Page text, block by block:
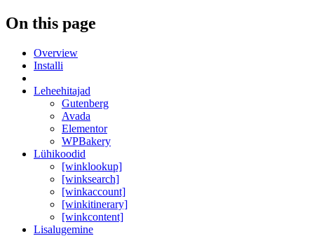
On this page
Overview
Installi
Leheehitajad
Gutenberg
Avada
Elementor
WPBakery
Lühikoodid
[winklookup]
[winksearch]
[winkaccount]
[winkitinerary]
[winkcontent]
Lisalugemine